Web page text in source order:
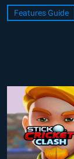
Features Guide